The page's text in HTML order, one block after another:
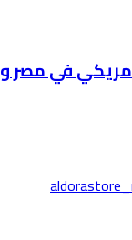
في مصر